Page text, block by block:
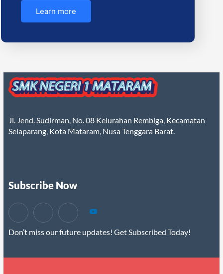
Learn more
Jl. Jend. Sudirman, No. 08 Kelurahan Rembiga, Kecamatan
Selaparang, Kota Mataram, Nusa Tenggara Barat.
Subscribe Now
Don’t miss our future updates! Get Subscribed Today!